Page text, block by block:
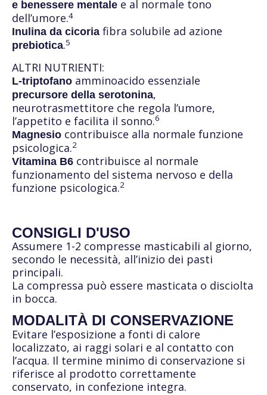
e benessere mentale e al normale tono
dell’umore.4
Inulina da cicoria fibra solubile ad azione
prebiotica.5
ALTRI NUTRIENTI:
L-triptofano amminoacido essenziale
precursore della serotonina,
neurotrasmettitore che regola l’umore,
l’appetito e facilita il sonno.6
Magnesio contribuisce alla normale funzione
psicologica.2
Vitamina B6 contribuisce al normale
funzionamento del sistema nervoso e della
funzione psicologica.2
CONSIGLI D'USO
Assumere 1-2 compresse masticabili al giorno,
secondo le necessità, all’inizio dei pasti
principali.
La compressa può essere masticata o disciolta
in bocca.
MODALITÀ DI CONSERVAZIONE
Evitare l’esposizione a fonti di calore
localizzato, ai raggi solari e al contatto con
l’acqua. Il termine minimo di conservazione si
riferisce al prodotto correttamente
conservato, in confezione integra.